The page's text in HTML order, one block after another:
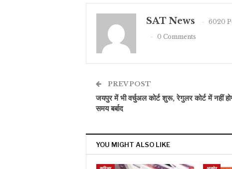
SAT News
6020
0 Comments
PREV POST
जयपुर में भी वर्चुअल कोर्ट शुरू, रेगुलर कोर्ट में नहीं
समय बर्बाद
YOU MIGHT ALSO LIKE